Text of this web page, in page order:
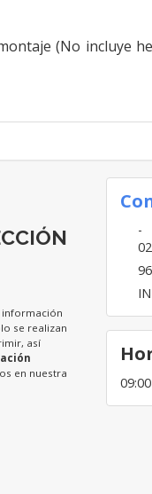
(No incluye
información
se realizan
así
en nuestra
-